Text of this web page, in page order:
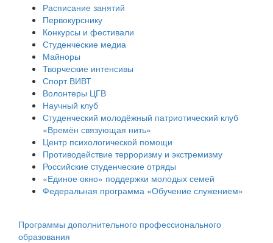
Расписание занятий
Первокурснику
Конкурсы и фестивали
Студенческие медиа
Майноры
Творческие интенсивы
Спорт ВИВТ
Волонтеры ЦГВ
Научный клуб
Студенческий молодёжный патриотический клуб
«Времён связующая нить»
Центр психологической помощи
Противодействие терроризму и экстремизму
Российские cтуденческие отряды
«Единое окно» поддержки молодых семей
Федеральная программа «Обучение служением»
Программы дополнительного профессионального
образования